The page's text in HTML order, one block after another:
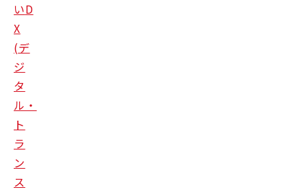
いD
X
(デ
ジ
タ
ル・
ト
ラ
ン
ス